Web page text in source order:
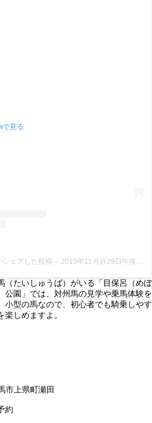
見る
ェアした投稿 – 2019年11月月29日午後7時42分PST
（たいしゅうば）がいる「目保呂（めぼ
公園」では、対州馬の見学や乗馬体験を
小型の馬なので、初心者でも騎乗しやす
楽しめますよ。
市上県町瀬田
約